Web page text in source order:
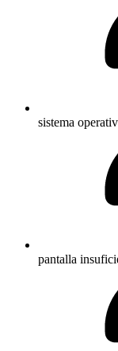
sistema
pantalla